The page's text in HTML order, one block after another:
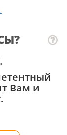
Вам и